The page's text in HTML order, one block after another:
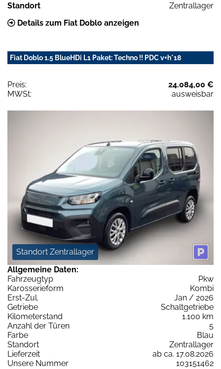
Standort
Zentrallager
Details zum Fiat Doblo anzeigen
Fiat Doblo 1.5 BlueHDi L1 Paket: Techno !! PDC v+h*18
Preis:
24.084,00 €
MWSt:
ausweisbar
Standort Zentrallager
Allgemeine Daten:
Fahrzeugtyp
Pkw
Karosserieform
Kombi
Erst-Zul.
Jan / 2026
Getriebe
Schaltgetriebe
Kilometerstand
1.100 km
Anzahl der Türen
5
Farbe
Blau
Standort
Zentrallager
Lieferzeit
ab ca. 17.08.2026
Unsere Nummer
103151462